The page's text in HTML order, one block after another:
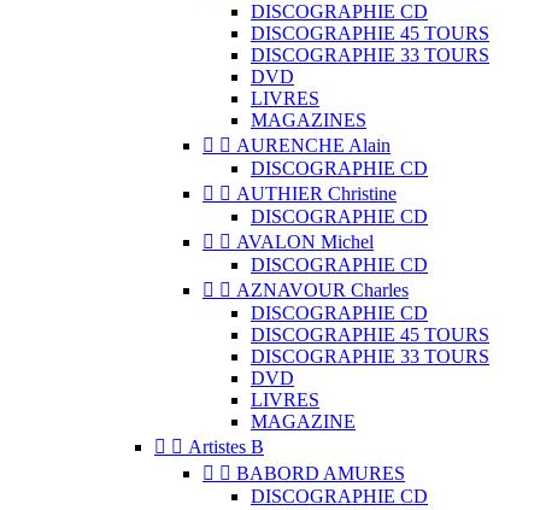
DISCOGRAPHIE CD
DISCOGRAPHIE 45 TOURS
DISCOGRAPHIE 33 TOURS
DVD
LIVRES
MAGAZINES
  AURENCHE Alain
DISCOGRAPHIE CD
  AUTHIER Christine
DISCOGRAPHIE CD
  AVALON Michel
DISCOGRAPHIE CD
  AZNAVOUR Charles
DISCOGRAPHIE CD
DISCOGRAPHIE 45 TOURS
DISCOGRAPHIE 33 TOURS
DVD
LIVRES
MAGAZINE
  Artistes B
  BABORD AMURES
DISCOGRAPHIE CD